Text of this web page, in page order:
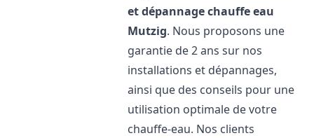
et dépannage chauffe eau
Mutzig. Nous proposons une
garantie de 2 ans sur nos
installations et dépannages,
ainsi que des conseils pour une
utilisation optimale de votre
chauffe-eau. Nos clients